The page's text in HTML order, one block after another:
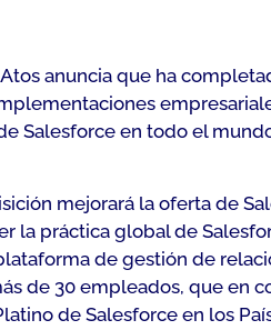
anuncia que ha
Salesforce en todo el
mejorará la oferta de
la práctica global de
de gestión de
de 30 empleados, que en
de Salesforce en los